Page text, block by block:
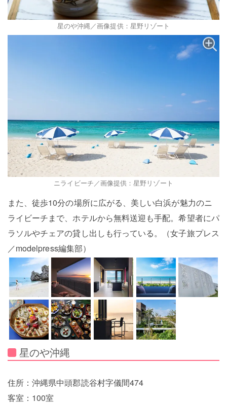
星のや沖縄／画像提供：星野リゾート
ニライビーチ／画像提供：星野リゾート
また、徒歩10分の場所に広がる、美しい白浜が魅力のニ
ライビーチまで、ホテルから無料送迎も手配。希望者にパ
ラソルやチェアの貸し出しも行っている。（女子旅プレス
／modelpress編集部）
星のや沖縄
住所：沖縄県中頭郡読谷村字儀間474
客室：100室